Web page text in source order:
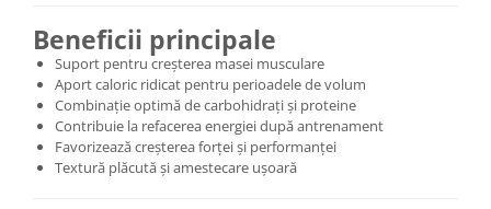
Beneficii principale
Suport pentru creșterea masei musculare
Aport caloric ridicat pentru perioadele de volum
Combinație optimă de carbohidrați și proteine
Contribuie la refacerea energiei după antrenament
Favorizează creșterea forței și performanței
Textură plăcută și amestecare ușoară